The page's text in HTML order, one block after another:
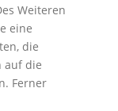
Weiteren
eine
die
auf die
Ferner